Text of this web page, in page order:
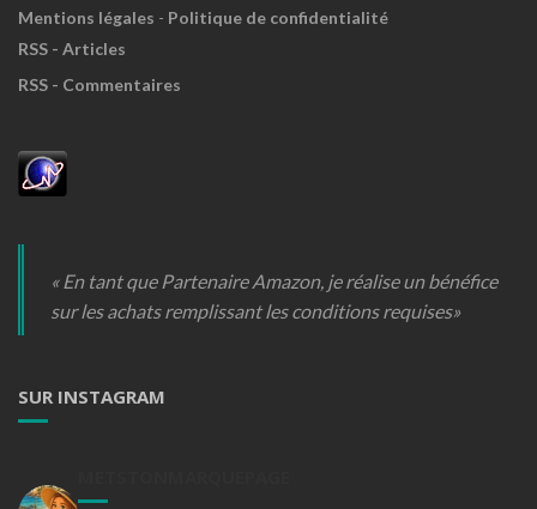
Mentions légales - Politique de confidentialité
RSS - Articles
RSS - Commentaires
« En tant que Partenaire Amazon, je réalise un bénéfice
sur les achats remplissant les conditions requises»
SUR INSTAGRAM